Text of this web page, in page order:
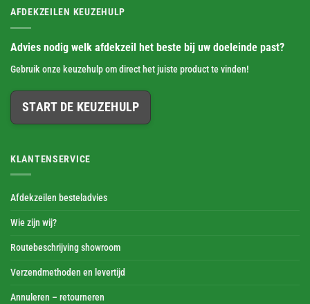
AFDEKZEILEN KEUZEHULP
Advies nodig welk afdekzeil het beste bij uw doeleinde past?
Gebruik onze keuzehulp om direct het juiste product te vinden!
START DE KEUZEHULP
KLANTENSERVICE
Afdekzeilen besteladvies
Wie zijn wij?
Routebeschrijving showroom
Verzendmethoden en levertijd
Annuleren – retourneren